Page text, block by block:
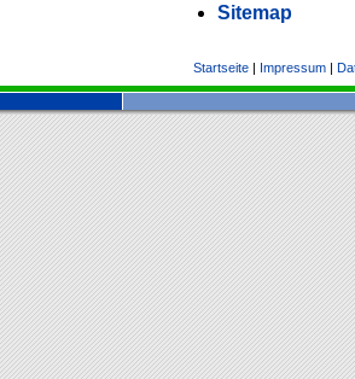
Sitemap
Startseite| Impressum|